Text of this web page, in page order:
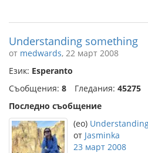
Understanding something
от medwards, 22 март 2008
Език: Esperanto
Съобщения: 8 Гледания: 45275
Последно съобщение
(eo)
от Jasminka
23 март 2008